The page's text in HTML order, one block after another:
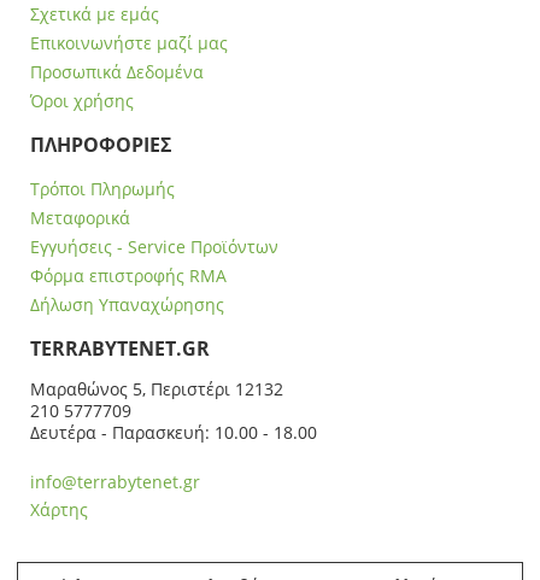
Σχετικά με εμάς
Επικοινωνήστε μαζί μας
Προσωπικά Δεδομένα
Όροι χρήσης
ΠΛΗΡΟΦΟΡΙΕΣ
Τρόποι Πληρωμής
Μεταφορικά
Εγγυήσεις - Service Προϊόντων
Φόρμα επιστροφής RMA
Δήλωση Υπαναχώρησης
ΤERRABYTENET.GR
Μαραθώνος 5, Περιστέρι 12132
210 5777709
Δευτέρα - Παρασκευή: 10.00 - 18.00
info@terrabytenet.gr
Χάρτης